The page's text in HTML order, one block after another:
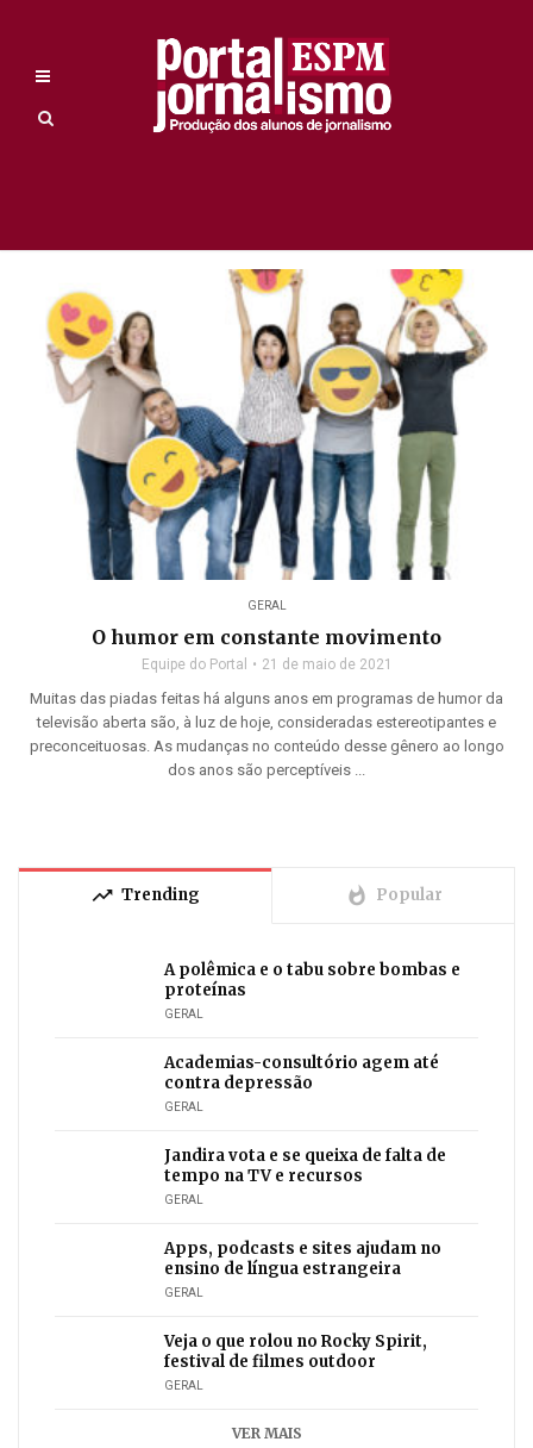
GERAL
O humor em constante movimento
Equipe do Portal 21 de maio de 2021
Muitas das piadas feitas há alguns anos em programas de humor da
televisão aberta são, à luz de hoje, consideradas estereotipantes e
preconceituosas. As mudanças no conteúdo desse gênero ao longo
dos anos são perceptíveis ...
trending_up Trending whatshot Popular
A polêmica e o tabu sobre bombas e
proteínas
GERAL
Academias-consultório agem até
contra depressão
GERAL
Jandira vota e se queixa de falta de
tempo na TV e recursos
GERAL
Apps, podcasts e sites ajudam no
ensino de língua estrangeira
GERAL
Veja o que rolou no Rocky Spirit,
festival de filmes outdoor
GERAL
VER MAIS